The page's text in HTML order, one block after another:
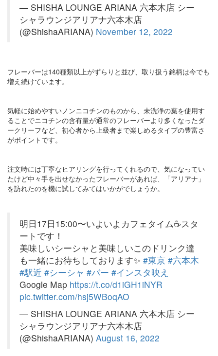
— SHISHA LOUNGE ARIANA 六本木店 シー
シャラウンジアリアナ六本木店
(@ShishaARIANA) November 12, 2022
フレーバーは140種類以上がずらりと並び、取り扱う銘柄は今でも
増え続けています。
気軽に始めやすいノンニコチンのものから、未洗浄の葉を使用す
ることでニコチンの含有量が通常のフレーバーより多くなったダ
ークリーフなど、初心者から上級者まで楽しめるタイプの豊富さ
がポイントです。
注文時には丁寧なヒアリングを行ってくれるので、気になってい
たけど中々手を出せなかったフレーバーがあれば、「アリアナ」
を訪れたのを機に試してみてはいかがでしょうか。
明日17日15:00〜いよいよカフェタイム☕️スタ
ートです！
美味しいシーシャと美味しいこのドリンク達
も一緒にお待ちしております✨ #東京 #六本木
#駅近 #シーシャ #バー #インスタ映え
Google Map https://t.co/d1iGH1iNYR
pic.twitter.com/hsj5WBoqAO
— SHISHA LOUNGE ARIANA 六本木店 シー
シャラウンジアリアナ六本木店
(@ShishaARIANA) August 16, 2022